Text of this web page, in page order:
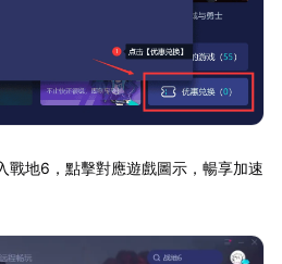
戰地6，點擊對應遊戲圖示，暢享加速